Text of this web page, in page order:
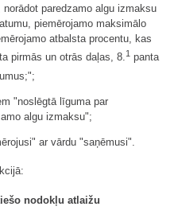
paredzamo algu izmaksu
piemērojamo maksimālo
atbalsta procentu, kas
pirmās un otrās daļas, 8.1 panta
"noslēgtā līguma par
algu izmaksu";
ar vārdu "saņēmusi".
nodokļu atlaižu